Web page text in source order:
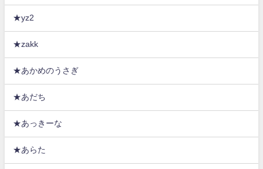
★yz2
★zakk
★あかめのうさぎ
★あだち
★あっきーな
★あらた